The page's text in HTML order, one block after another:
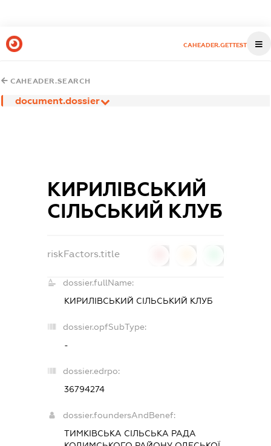
CAHEADER.GETTEST
CAHEADER.SEARCH
document.dossier
КИРИЛІВСЬКИЙ
СІЛЬСЬКИЙ КЛУБ
riskFactors.title
dossier.fullName:
КИРИЛІВСЬКИЙ СІЛЬСЬКИЙ КЛУБ
dossier.opfSubType:
-
dossier.edrpo:
36794274
dossier.foundersAndBenef:
ТИМКІВСЬКА СІЛЬСЬКА РАДА